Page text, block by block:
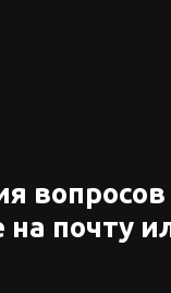
вопросов
почту